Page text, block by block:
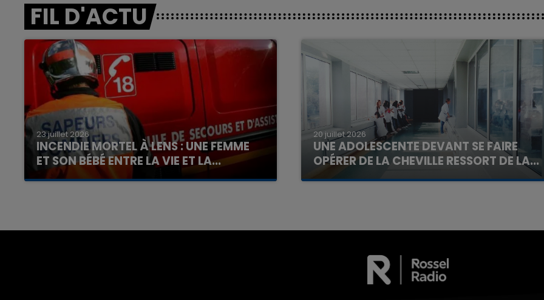
FIL D'ACTU
23 juillet 2026
INCENDIE MORTEL À LENS : UNE FEMME
ET SON BÉBÉ ENTRE LA VIE ET LA...
Un homme s'est immolé par le feu après avoir
20 juillet 2026
UNE ADOLESCENTE DEVANT SE FAIRE
OPÉRER DE LA CHEVILLE RESSORT DE LA...
La famille a porté plainte contre la clinique qui a
16h00 - 20h00
La Team du Week-end La Team du Week-end